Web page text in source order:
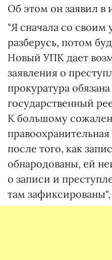
Об этом он заявил в
"Я сначала со
разберусь, потом
Новый УПК дает
заявления о
прокуратура
государственный
К большому
правоохранительная
после того, как
обнародованы, ей
о записи и
там